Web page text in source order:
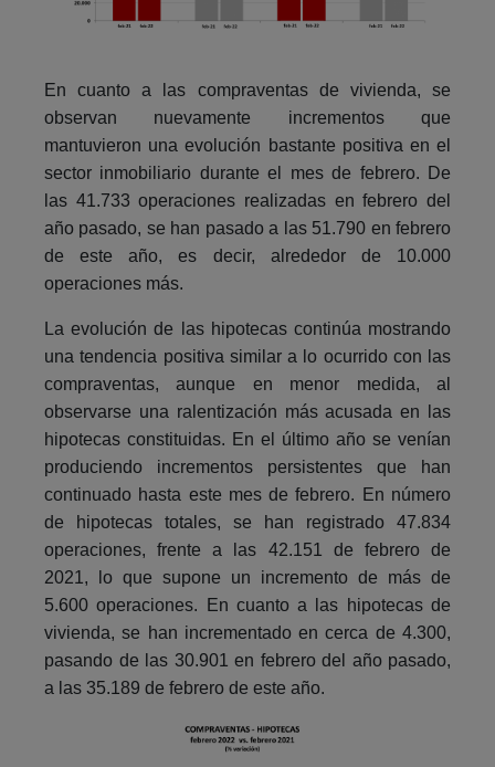
En cuanto a las compraventas de vivienda, se
observan nuevamente incrementos que
mantuvieron una evolución bastante positiva en el
sector inmobiliario durante el mes de febrero. De
las 41.733 operaciones realizadas en febrero del
año pasado, se han pasado a las 51.790 en febrero
de este año, es decir, alrededor de 10.000
operaciones más.
La evolución de las hipotecas continúa mostrando
una tendencia positiva similar a lo ocurrido con las
compraventas, aunque en menor medida, al
observarse una ralentización más acusada en las
hipotecas constituidas. En el último año se venían
produciendo incrementos persistentes que han
continuado hasta este mes de febrero. En número
de hipotecas totales, se han registrado 47.834
operaciones, frente a las 42.151 de febrero de
2021, lo que supone un incremento de más de
5.600 operaciones. En cuanto a las hipotecas de
vivienda, se han incrementado en cerca de 4.300,
pasando de las 30.901 en febrero del año pasado,
a las 35.189 de febrero de este año.